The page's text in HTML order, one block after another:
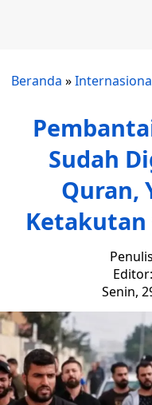
Beranda »
Sudah
Quran,
Ketakutan
Senin,